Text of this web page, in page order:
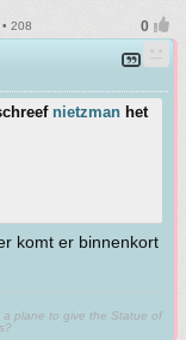
208
nietzman het
komt er binnenkort
a plane to give the Statue of